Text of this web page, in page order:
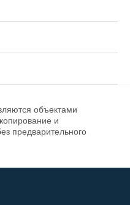
объектами
и
предварительного